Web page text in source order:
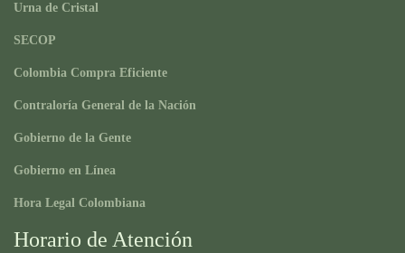
Urna de Cristal
SECOP
Colombia Compra Eficiente
Contraloría General de la Nación
Gobierno de la Gente
Gobierno en Línea
Hora Legal Colombiana
Horario de Atención